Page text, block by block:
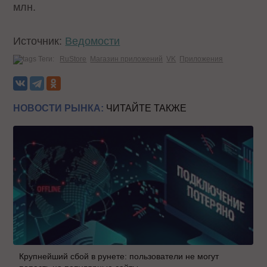
млн.
Источник: Ведомости
Теги: RuStore Магазин приложений VK Приложения
НОВОСТИ РЫНКА: ЧИТАЙТЕ ТАКЖЕ
Крупнейший сбой в рунете: пользователи не могут